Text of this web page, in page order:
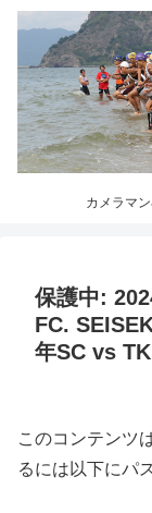
カメラマ
保護中:
FC.
年SC vs
このコンテンツ
るには以下にパ